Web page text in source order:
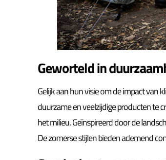
Geworteld in
Gelijk aan hun visie om de impact van
duurzame en veelzijdige producten te
het milieu. Geïnspireerd door de
De zomerse stijlen bieden ademend